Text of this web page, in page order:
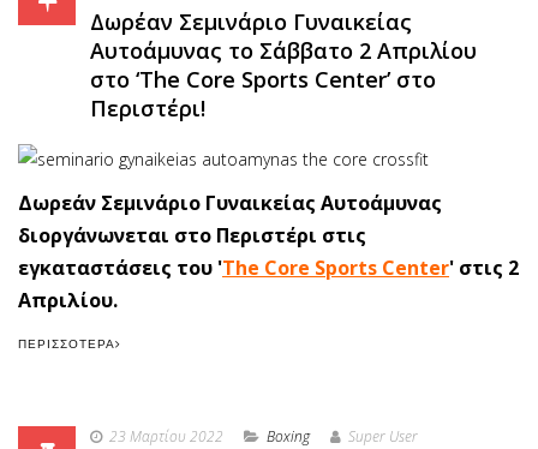
Δωρέαν Σεμινάριο Γυναικείας
Αυτοάμυνας το Σάββατο 2 Απριλίου
στο ‘The Core Sports Center’ στο
Περιστέρι!
Δωρεάν Σεμινάριο Γυναικείας Αυτοάμυνας
διοργάνωνεται στο Περιστέρι στις
εγκαταστάσεις του 'The Core Sports Center' στις 2
Απριλίου.
ΠΕΡΙΣΣΌΤΕΡΑ
23 Μαρτίου 2022 Boxing Super User